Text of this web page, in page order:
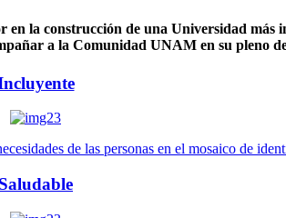
la construcción de una Universidad más
a la Comunidad UNAM en su pleno
de las personas en el mosaico de
Saludable